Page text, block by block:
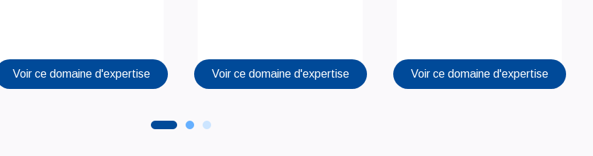
Voir ce domaine d'expertise Voir ce domaine d'expertise Voir ce domaine d'expertise